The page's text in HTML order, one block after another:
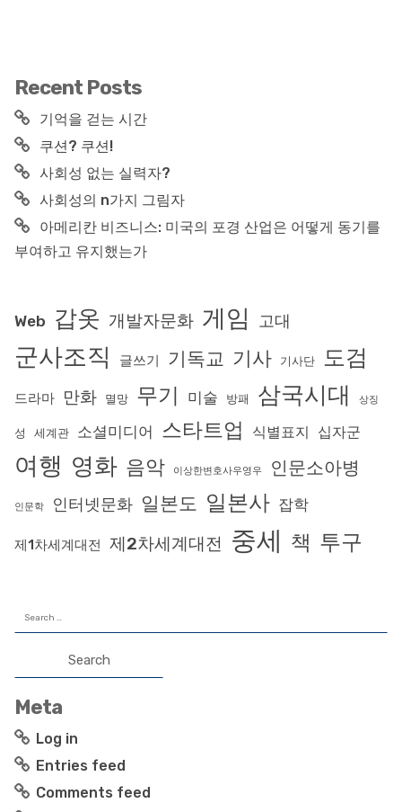
Recent Posts
기억을 걷는 시간
쿠션? 쿠션!
사회성 없는 실력자?
사회성의 n가지 그림자
아메리칸 비즈니스: 미국의 포경 산업은 어떻게 동기를
부여하고 유지했는가
Web 갑옷 개발자문화 게임 고대
군사조직 글쓰기 기독교 기사 기사단 도검
드라마 만화 멸망 무기 미술 방패 삼국시대 상징
성 세계관 소셜미디어 스타트업 식별표지 십자군
여행 영화 음악 이상한변호사우영우 인문소아병
인문학 인터넷문화 일본도 일본사 잡학
제1차세계대전 제2차세계대전 중세 책 투구
for:
Meta
Log in
Entries feed
Comments feed